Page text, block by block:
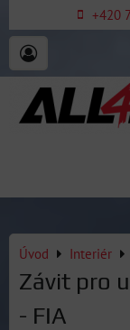
+420
Úvod Interiér
Závit pro
- FIA